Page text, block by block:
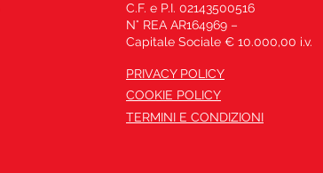
C.F. e P.I. 02143500516
N° REA AR164969 –
Capitale Sociale € 10.000,00 i.v.
PRIVACY POLICY
COOKIE POLICY
TERMINI E CONDIZIONI